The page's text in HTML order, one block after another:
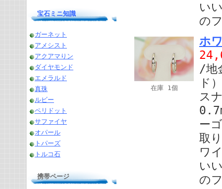
宝石ミニ知識
ガーネット
アメシスト
アクアマりン
ダイヤモンド
エメラルド
真珠
ルビー
ペリドット
サファイヤ
オパール
トパーズ
トルコ石
携帯ページ
い
の
在庫 1個
ホ
/地
ド
ス
ー
取
ワ
い
の